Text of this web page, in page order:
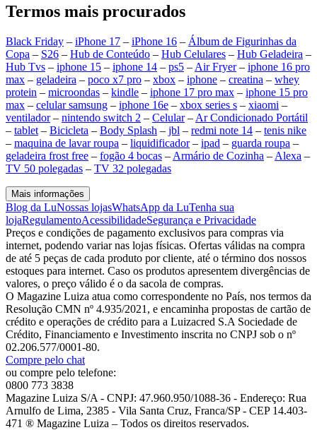
Termos mais procurados
Black Friday – iPhone 17 – iPhone 16 – Álbum de Figurinhas da
Copa – S26 – Hub de Conteúdo – Hub Celulares – Hub Geladeira –
Hub Tvs – iphone 15 – iphone 14 – ps5 – Air Fryer– iphone 16 pro
max – geladeira – poco x7 pro – xbox – iphone – creatina – whey
protein – microondas – kindle – iphone 17 pro max – iphone 15 pro
max – celular samsung – iphone 16e – xbox series s – xiaomi –
ventilador– nintendo switch 2 – Celular– Ar Condicionado Portátil
– tablet – Bicicleta – Body Splash – jbl – redmi note 14 – tenis nike
– maquina de lavar roupa – liquidificador– ipad – guarda roupa –
geladeira frost free – fogão 4 bocas – Armário de Cozinha – Alexa –
TV 50 polegadas – TV 32 polegadas
Mais informações
Blog da LuNossas lojasWhatsApp da LuTenha sua
lojaRegulamentoAcessibilidadeSegurança e Privacidade
Preços e condições de pagamento exclusivos para compras via
internet, podendo variar nas lojas físicas. Ofertas válidas na compra
de até 5 peças de cada produto por cliente, até o término dos nossos
estoques para internet. Caso os produtos apresentem divergências de
valores, o preço válido é o da sacola de compras.
O Magazine Luiza atua como correspondente no País, nos termos da
Resolução CMN nº 4.935/2021, e encaminha propostas de cartão de
crédito e operações de crédito para a Luizacred S.A Sociedade de
Crédito, Financiamento e Investimento inscrita no CNPJ sob o nº
02.206.577/0001-80.
Compre pelo chat
ou compre pelo telefone:
0800 773 3838
Magazine Luiza S/A - CNPJ: 47.960.950/1088-36 - Endereço: Rua
Arnulfo de Lima, 2385 - Vila Santa Cruz, Franca/SP - CEP 14.403-
471 ® Magazine Luiza – Todos os direitos reservados.